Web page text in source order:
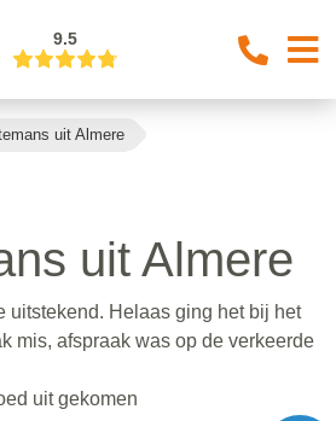
9.5
uit Almere
uit Almere
uitstekend. Helaas ging het bij het
mis, afspraak was op de verkeerde
uit gekomen